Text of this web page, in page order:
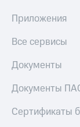
Приложения
Все сервисы
Документы
Документы
Сертификаты